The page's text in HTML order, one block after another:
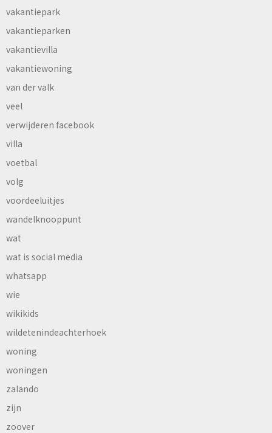
vakantiepark
vakantieparken
vakantievilla
vakantiewoning
van der valk
veel
verwijderen facebook
villa
voetbal
volg
voordeeluitjes
wandelknooppunt
wat
wat is social media
whatsapp
wie
wikikids
wildetenindeachterhoek
woning
woningen
zalando
zijn
zoover